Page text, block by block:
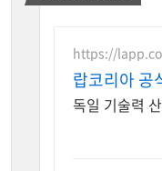
https://
랍코리아 공
독일 기술력